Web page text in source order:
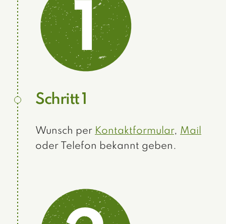
Schritt 1
Wunsch per Kontaktformular, Mail
oder Telefon bekannt geben.